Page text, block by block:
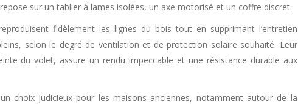
sur un tablier à lames isolées, un axe motorisé et un coffre discret.
fidèlement les lignes du bois tout en supprimant l’entretien
selon le degré de ventilation et de protection solaire souhaité. Leur
du volet, assure un rendu impeccable et une résistance durable aux
choix judicieux pour les maisons anciennes, notamment autour de la